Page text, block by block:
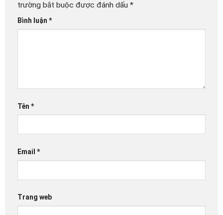
trường bắt buộc được đánh dấu *
Bình luận *
Tên *
Email *
Trang web